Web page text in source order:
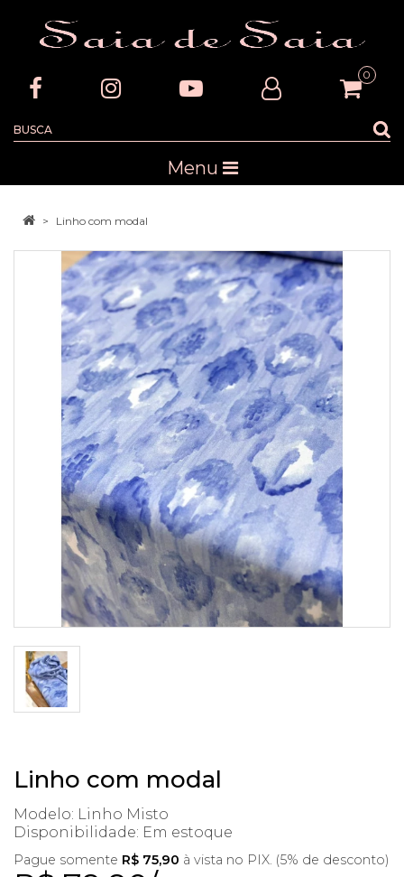
0
Menu
Linho com modal
Linho com modal
Modelo: Linho Misto
Disponibilidade: Em estoque
Pague somente R$ 75,90 à vista no PIX. (5% de desconto)